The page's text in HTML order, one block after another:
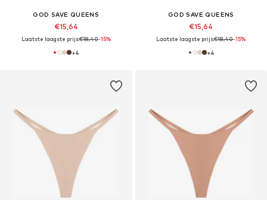
GOD SAVE QUEENS
€15,64
Laatste laagste prijs:€18,40-15%
+4
GOD SAVE QUEENS
€15,64
Laatste laagste prijs:€18,40-15%
+4